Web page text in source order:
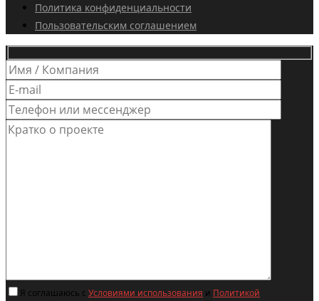
Политика конфиденциальности
Пользовательским соглашением
Я соглашаюсь с Условиями использования и Политикой